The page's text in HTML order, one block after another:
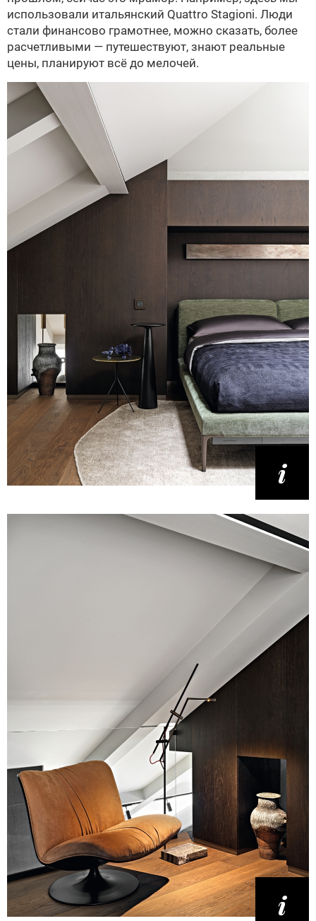
использовали итальянский Quattro Stagioni. Люди
стали финансово грамотнее, можно сказать, более
расчетливыми — путешествуют, знают реальные
цены, планируют всё до мелочей.